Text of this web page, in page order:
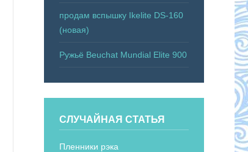
продам вспышку Ikelite DS-160
(новая)
Ружьё Beuchat Mundial Elite 900
СЛУЧАЙНАЯ СТАТЬЯ
Пленники рэка